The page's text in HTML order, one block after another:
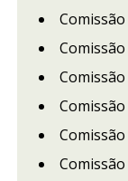
Comissão